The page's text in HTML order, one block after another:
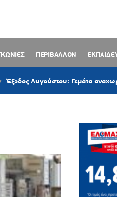
ΠΕΡΙΒΑΛΛΟΝ
Γεμάτα αναχωρούν τα